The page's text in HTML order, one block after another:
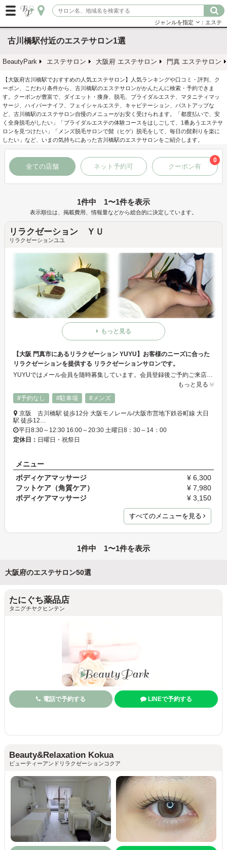
ジャンルを指定 ：エステ
古川橋駅付近のエステサロン1選
BeautyPark エステサロン 大阪府 エステサロン 門真 エステサロン
【大阪府古川橋駅でおすすめの人気エステサロン】人気ランキングや口コミ・評判、ク
ーポン、こだわり条件から、古川橋駅のエステサロンがかんたんに検索・予約できま
す。クーポンが豊富で、ダイエット・痩身、脱毛、ブライダルエステ、マタニティマッ
サージ、ハイパーナイフ、フェイシャルエステ、キャビテーション、バストアップな
ど、古川橋駅のエステサロン自慢のメニューがお安く受けられます。「都度払いで、安
く全身脱毛がしたい」「ブライダルエステの体験コースをはしごして、1番あうエステサ
ロンを見つけたい」「メンズ脱毛サロンで髭（ヒゲ）脱毛をして、毎日の髭剃りを楽に
したい」など、いまの気持ちにあった古川橋駅のエステサロンをご紹介します。
全ての店舗 ネット予約可 クーポン有
0
1件中 1〜1件を表示
表示順位は、掲載費用、情報量などから総合的に決定しています。
リラクゼーション ＹＵ
リラクゼーションユユ
もっと見る
【大阪 門真市にあるリラクゼーション YUYU】お客様のニーズに合った
リラクゼーションを提供する リラクゼーションサロンです。
YUYUではメール会員を随時募集しています。会員登録後ご予約ご来店で施術料金を初回限定50％OFFとさせていただきます。 大阪 門真市にあるリラクゼーション YUYUはボディケアマッサージ、フットケア（角質ケア）、アロマオイルトリートメント、マタニティアロマ、リフレクソロジー（足つぼ）等、お客様のニーズに合ったメニューを提供するリラクゼーションサロンです。
もっと見る
#予約なし
#駐車場 #メンズ
京阪 古川橋駅 徒歩12分 大阪モノレール/大阪市営地下鉄谷町線 大日
駅 徒歩12…
平日8:30～12:30 16:00～20:30 土曜日8：30～14：00
定休日： 日曜日・祝祭日
メニュー
ボディケアマッサージ
¥ 6,300
フットケア（角質ケア）
¥ 7,980
ボディケアマッサージ
¥ 3,150
すべてのメニューを見る
1件中 1〜1件を表示
大阪府のエステサロン50選
たにぐち薬品店
タニグチヤクヒンテン
電話で予約する LINEで予約する
Beauty&Relaxation Kokua
ビューティーアンドリラクゼーションコクア